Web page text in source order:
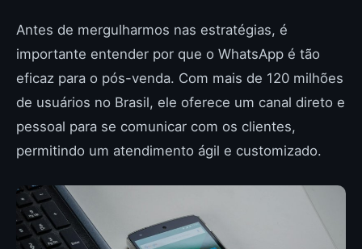
Antes de mergulharmos nas estratégias, é
importante entender por que o WhatsApp é tão
eficaz para o pós-venda. Com mais de 120 milhões
de usuários no Brasil, ele oferece um canal direto e
pessoal para se comunicar com os clientes,
permitindo um atendimento ágil e customizado.